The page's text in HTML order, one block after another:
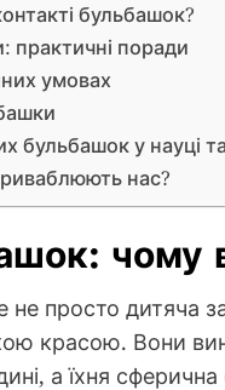
бульбашок?
практичні поради
умовах
бульбашок у науці
нас?
чому
просто дитяча
красою. Вони
а їхня